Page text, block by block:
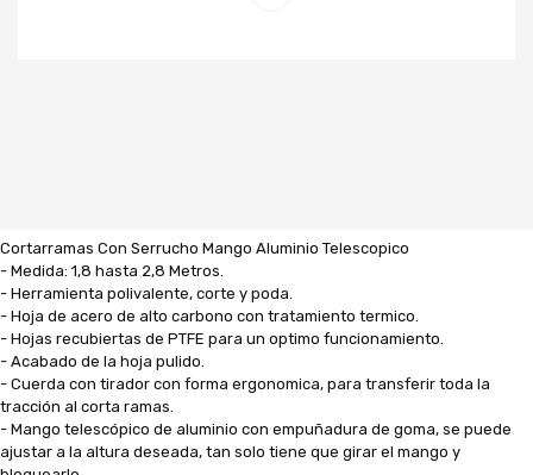
Cortarramas Con Serrucho Mango Aluminio Telescopico
- Medida: 1,8 hasta 2,8 Metros.
- Herramienta polivalente, corte y poda.
- Hoja de acero de alto carbono con tratamiento termico.
- Hojas recubiertas de PTFE para un optimo funcionamiento.
- Acabado de la hoja pulido.
- Cuerda con tirador con forma ergonomica, para transferir toda la
tracción al corta ramas.
- Mango telescópico de aluminio con empuñadura de goma, se puede
ajustar a la altura deseada, tan solo tiene que girar el mango y